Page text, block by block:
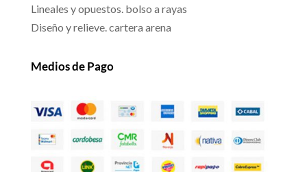
Lineales y opuestos. bolso a rayas
Diseño y relieve. cartera arena
Medios de Pago